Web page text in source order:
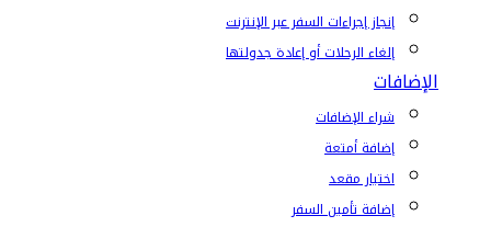
إنجاز إجراءات السفر عبر الإنترنت
إلغاء الرحلات أو إعادة جدولتها
الإضافات
شراء الإضافات
إضافة أمتعة
اختيار مقعد
إضافة تأمين السفر